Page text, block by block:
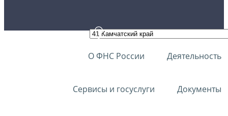
О ФНС России Деятельность
Сервисы и госуслуги Документы